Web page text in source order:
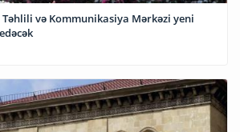
və Kommunikasiya Mərkəzi yeni